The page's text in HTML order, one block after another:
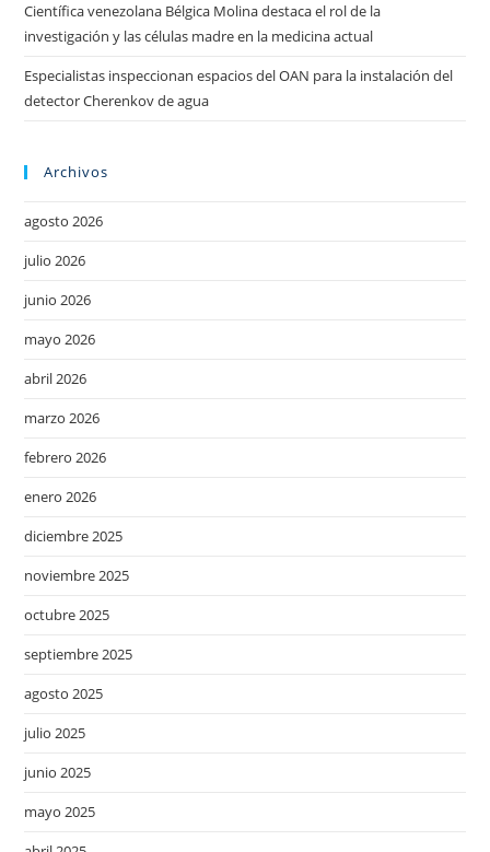
Científica venezolana Bélgica Molina destaca el rol de la
investigación y las células madre en la medicina actual
Especialistas inspeccionan espacios del OAN para la instalación del
detector Cherenkov de agua
Archivos
agosto 2026
julio 2026
junio 2026
mayo 2026
abril 2026
marzo 2026
febrero 2026
enero 2026
diciembre 2025
noviembre 2025
octubre 2025
septiembre 2025
agosto 2025
julio 2025
junio 2025
mayo 2025